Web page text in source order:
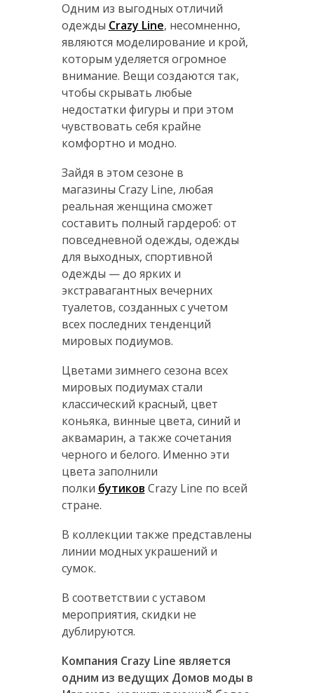
Одним из выгодных отличий
одежды Crazy Line, несомненно,
являются моделирование и крой,
которым уделяется огромное
внимание. Вещи создаются так,
чтобы скрывать любые
недостатки фигуры и при этом
чувствовать себя крайне
комфортно и модно.
Зайдя в этом сезоне в
магазины Crazy Line, любая
реальная женщина сможет
составить полный гардероб: от
повседневной одежды, одежды
для выходных, спортивной
одежды — до ярких и
экстравагантных вечерних
туалетов, созданных с учетом
всех последних тенденций
мировых подиумов.
Цветами зимнего сезона всех
мировых подиумах стали
классический красный, цвет
коньяка, винные цвета, синий и
аквамарин, а также сочетания
черного и белого. Именно эти
цвета заполнили
полки бутиков Crazy Line по всей
стране.
В коллекции также представлены
линии модных украшений и
сумок.
В соответствии с уставом
мероприятия, скидки не
дублируются.
Компания Crazy Line является
одним из ведущих Домов моды в